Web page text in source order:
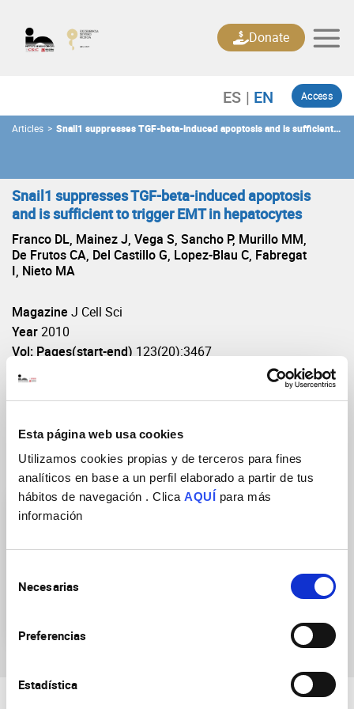
Esta página web usa cookies
Utilizamos cookies propias y de terceros para fines
analíticos en base a un perfil elaborado a partir de tus
hábitos de navegación . Clica AQUÍ para más
información
Necesarias
Preferencias
Estadística
content
Access
Donate
Articles > Snail1 suppresses TGF-beta-induced apoptosis and is sufficient
Snail1 suppresses TGF-beta-induced apoptosis
and is sufficient to trigger EMT in hepatocytes
Franco DL, Mainez J, Vega S, Sancho P, Murillo MM,
De Frutos CA, Del Castillo G, Lopez-Blau C, Fabregat
I, Nieto MA
Magazine J Cell Sci
Year2010
Vol: Pages(start-end) 123(20):3467
DOI
Research Groups